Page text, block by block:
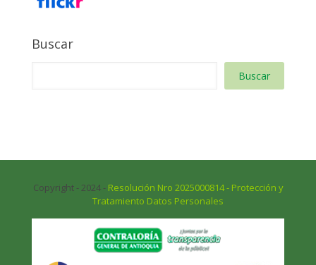
Buscar
Buscar
Copyright - 2024 - Resolución Nro 2025000814 - Protección y
Tratamiento Datos Personales